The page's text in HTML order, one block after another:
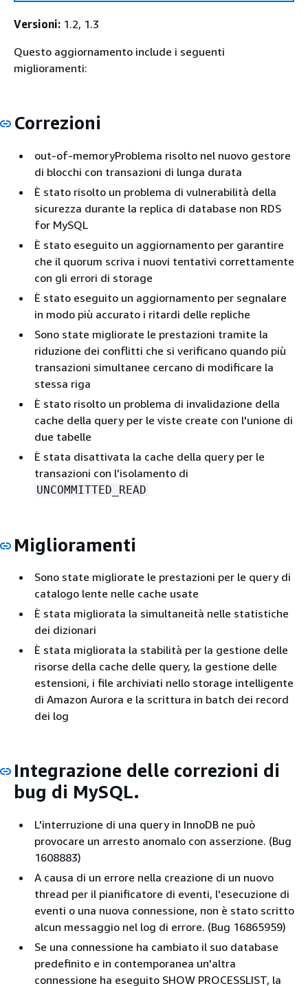
Versioni: 1.2, 1.3
Questo aggiornamento include i seguenti
miglioramenti:
Correzioni
out-of-memoryProblema risolto nel nuovo gestore
di blocchi con transazioni di lunga durata
È stato risolto un problema di vulnerabilità della
sicurezza durante la replica di database non RDS
for MySQL
È stato eseguito un aggiornamento per garantire
che il quorum scriva i nuovi tentativi correttamente
con gli errori di storage
È stato eseguito un aggiornamento per segnalare
in modo più accurato i ritardi delle repliche
Sono state migliorate le prestazioni tramite la
riduzione dei conflitti che si verificano quando più
transazioni simultanee cercano di modificare la
stessa riga
È stato risolto un problema di invalidazione della
cache della query per le viste create con l'unione di
due tabelle
È stata disattivata la cache della query per le
transazioni con l'isolamento di
UNCOMMITTED_READ
Miglioramenti
Sono state migliorate le prestazioni per le query di
catalogo lente nelle cache usate
È stata migliorata la simultaneità nelle statistiche
dei dizionari
È stata migliorata la stabilità per la gestione delle
risorse della cache delle query, la gestione delle
estensioni, i file archiviati nello storage intelligente
di Amazon Aurora e la scrittura in batch dei record
dei log
Integrazione delle correzioni di
bug di MySQL.
L'interruzione di una query in InnoDB ne può
provocare un arresto anomalo con asserzione. (Bug
1608883)
A causa di un errore nella creazione di un nuovo
thread per il pianificatore di eventi, l'esecuzione di
eventi o una nuova connessione, non è stato scritto
alcun messaggio nel log di errore. (Bug 16865959)
Se una connessione ha cambiato il suo database
predefinito e in contemporanea un'altra
connessione ha eseguito SHOW PROCESSLIST, la